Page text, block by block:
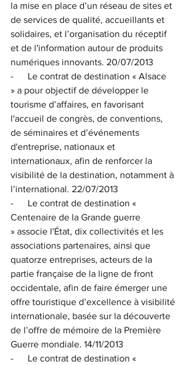
la mise en place d’un réseau de sites et
de services de qualité, accueillants et
solidaires, et l’organisation du réceptif
et de l'information autour de produits
numériques innovants. 20/07/2013
-      Le contrat de destination « Alsace
» a pour objectif de développer le
tourisme d’affaires, en favorisant
l'accueil de congrès, de conventions,
de séminaires et d’événements
d'entreprise, nationaux et
internationaux, afin de renforcer la
visibilité de la destination, notamment à
l’international. 22/07/2013
-      Le contrat de destination «
Centenaire de la Grande guerre
» associe l'État, dix collectivités et les
associations partenaires, ainsi que
quatorze entreprises, acteurs de la
partie française de la ligne de front
occidentale, afin de faire émerger une
offre touristique d’excellence à visibilité
internationale, basée sur la découverte
de l’offre de mémoire de la Première
Guerre mondiale. 14/11/2013
-      Le contrat de destination «